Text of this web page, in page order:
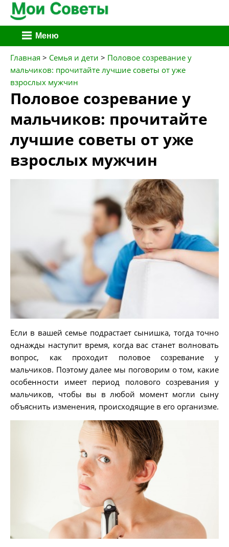
Перейти
к
содержимому
Меню
Главная > Семья и дети > Половое созревание у
мальчиков: прочитайте лучшие советы от уже
взрослых мужчин
Половое созревание у
мальчиков: прочитайте
лучшие советы от уже
взрослых мужчин
Если в вашей семье подрастает сынишка, тогда точно
однажды наступит время, когда вас станет волновать
вопрос, как проходит половое созревание у
мальчиков. Поэтому далее мы поговорим о том, какие
особенности имеет период полового созревания у
мальчиков, чтобы вы в любой момент могли сыну
объяснить изменения, происходящие в его организме.